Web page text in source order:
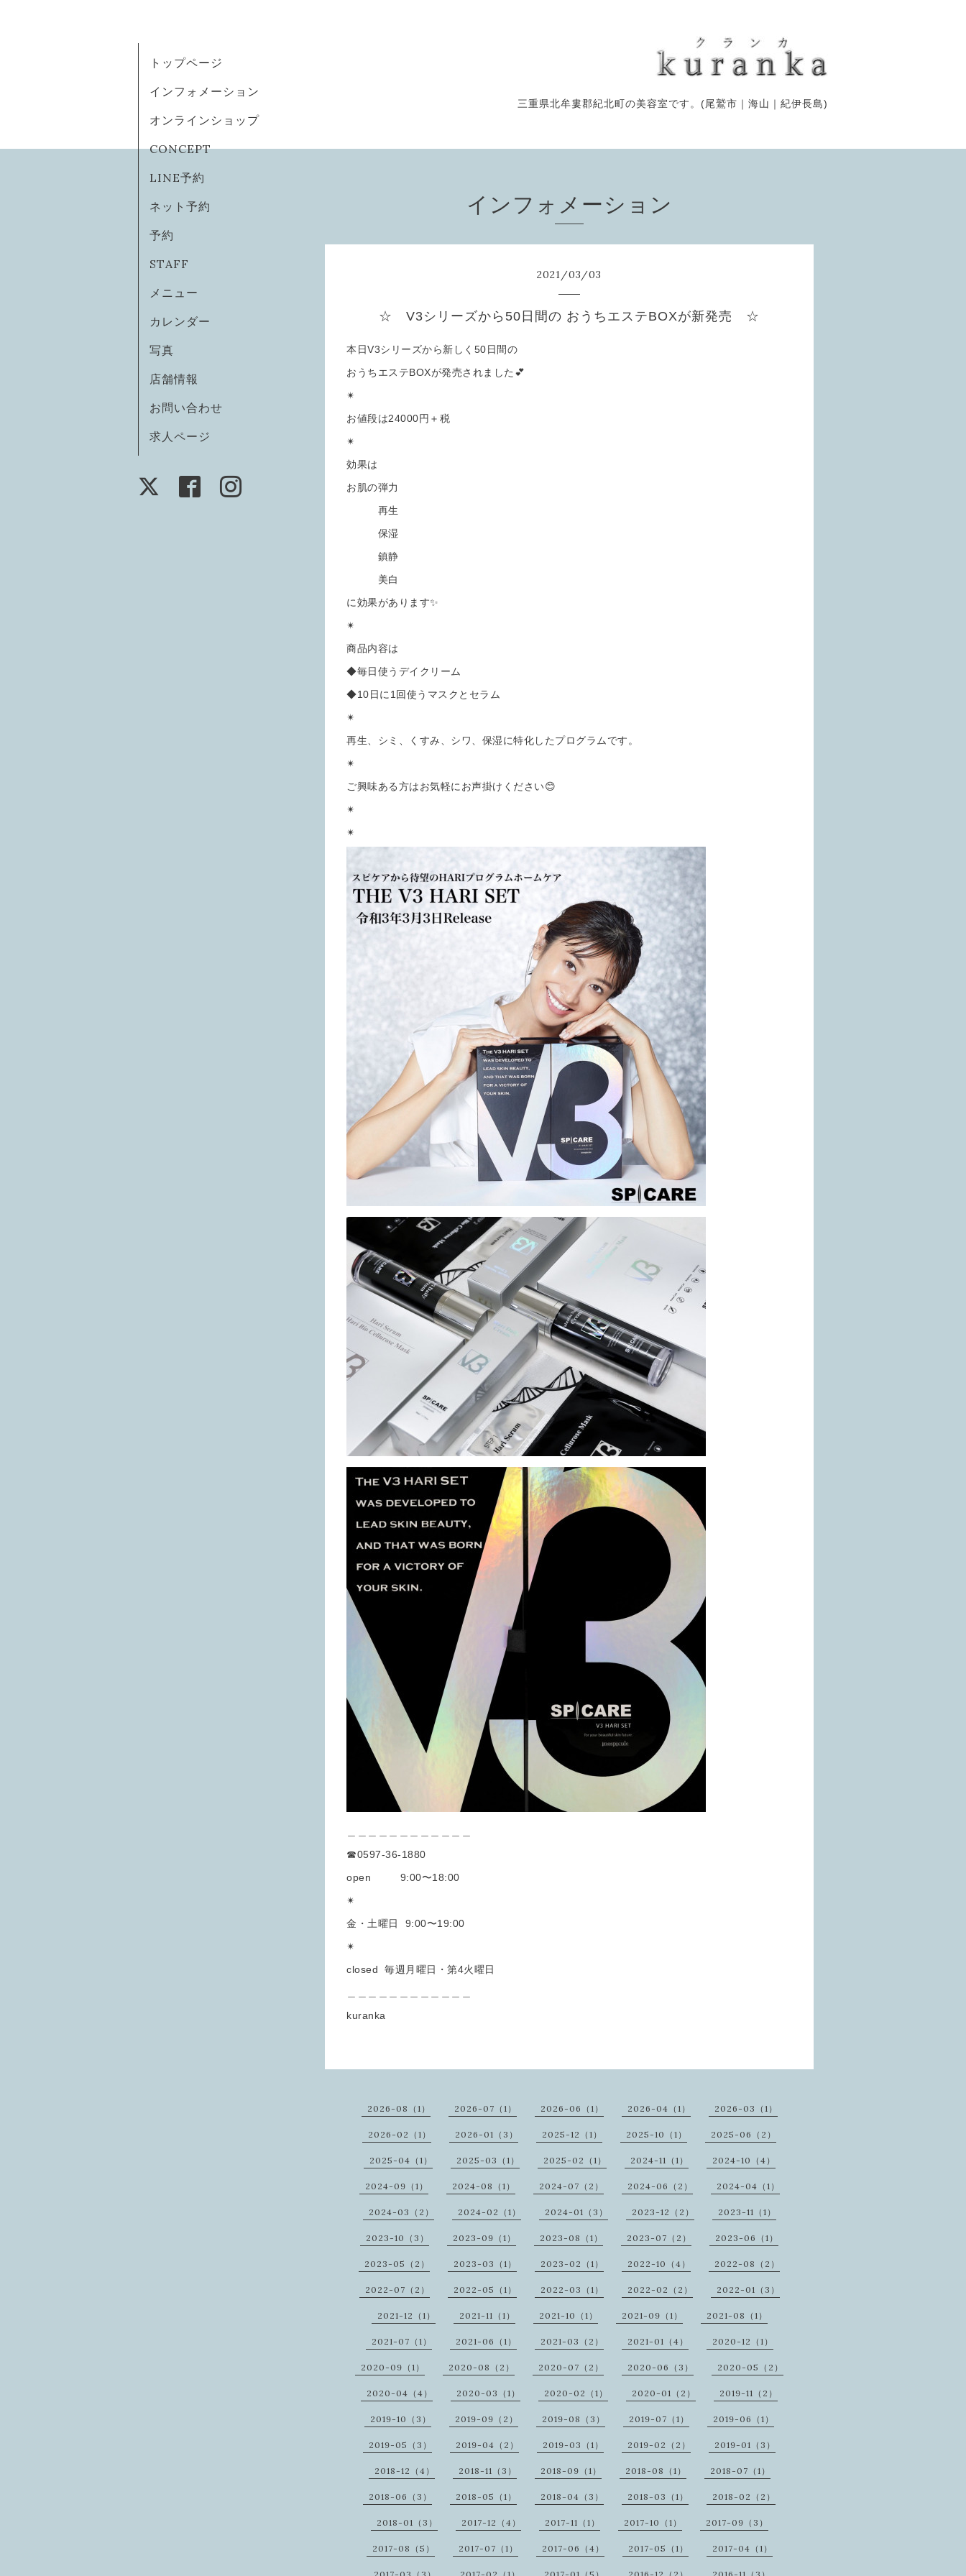
三重県北牟婁郡紀北町の美容室です。(尾鷲市｜海山｜紀伊長島)
トップページ
インフォメーション
オンラインショップ
CONCEPT
LINE予約
ネット予約
予約
STAFF
メニュー
カレンダー
写真
店舗情報
お問い合わせ
求人ページ
インフォメーション
2021/03/03
☆ V3シリーズから50日間の おうちエステBOXが新発売 ☆
本日V3シリーズから新しく50日間の
おうちエステBOXが発売されました💕
✴︎
お値段は24000円＋税
✴︎
効果は
お肌の弾力
再生
保湿
鎮静
美白
に効果があります✨
✴︎
商品内容は
◆毎日使うデイクリーム
◆10日に1回使うマスクとセラム
✴︎
再生、シミ、くすみ、シワ、保湿に特化したプログラムです。
✴︎
ご興味ある方はお気軽にお声掛けください😊
✴︎
✴︎
☎︎0597-36-1880
open 9:00〜18:00
✴︎
金・土曜日 9:00〜19:00
✴︎
closed 毎週月曜日・第4火曜日
kuranka
2026-08（1） 2026-07（1） 2026-06（1） 2026-04（1） 2026-03（1）
2026-02（1） 2026-01（3） 2025-12（1） 2025-10（1） 2025-06（2）
2025-04（1） 2025-03（1） 2025-02（1） 2024-11（1） 2024-10（4）
2024-09（1） 2024-08（1） 2024-07（2） 2024-06（2） 2024-04（1）
2024-03（2） 2024-02（1） 2024-01（3） 2023-12（2） 2023-11（1）
2023-10（3） 2023-09（1） 2023-08（1） 2023-07（2） 2023-06（1）
2023-05（2） 2023-03（1） 2023-02（1） 2022-10（4） 2022-08（2）
2022-07（2） 2022-05（1） 2022-03（1） 2022-02（2） 2022-01（3）
2021-12（1） 2021-11（1） 2021-10（1） 2021-09（1） 2021-08（1）
2021-07（1） 2021-06（1） 2021-03（2） 2021-01（4） 2020-12（1）
2020-09（1） 2020-08（2） 2020-07（2） 2020-06（3） 2020-05（2）
2020-04（4） 2020-03（1） 2020-02（1） 2020-01（2） 2019-11（2）
2019-10（3） 2019-09（2） 2019-08（3） 2019-07（1） 2019-06（1）
2019-05（3） 2019-04（2） 2019-03（1） 2019-02（2） 2019-01（3）
2018-12（4） 2018-11（3） 2018-09（1） 2018-08（1） 2018-07（1）
2018-06（3） 2018-05（1） 2018-04（3） 2018-03（1） 2018-02（2）
2018-01（3） 2017-12（4） 2017-11（1） 2017-10（1） 2017-09（3）
2017-08（5） 2017-07（1） 2017-06（4） 2017-05（1） 2017-04（1）